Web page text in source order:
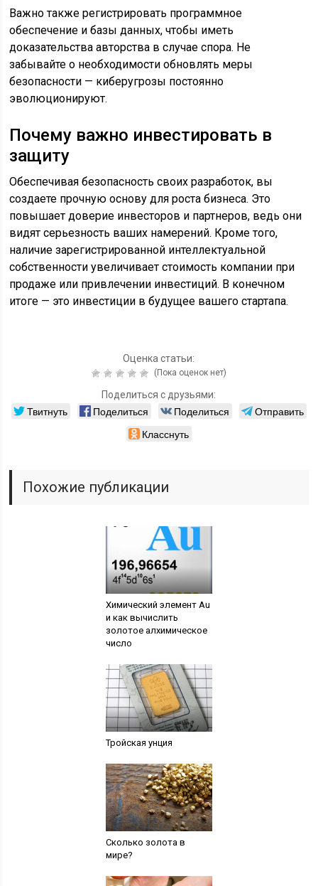
Важно также регистрировать программное
обеспечение и базы данных, чтобы иметь
доказательства авторства в случае спора. Не
забывайте о необходимости обновлять меры
безопасности — киберугрозы постоянно
эволюционируют.
Почему важно инвестировать в
защиту
Обеспечивая безопасность своих разработок, вы
создаете прочную основу для роста бизнеса. Это
повышает доверие инвесторов и партнеров, ведь они
видят серьезность ваших намерений. Кроме того,
наличие зарегистрированной интеллектуальной
собственности увеличивает стоимость компании при
продаже или привлечении инвестиций. В конечном
итоге — это инвестиции в будущее вашего стартапа.
Оценка статьи:
(Пока оценок нет)
Поделиться с друзьями:
Твитнуть Поделиться Поделиться
Отправить
Класснуть
Похожие публикации
Химический элемент Au
и как вычислить
золотое алхимическое
число
Тройская унция
Сколько золота в
мире?